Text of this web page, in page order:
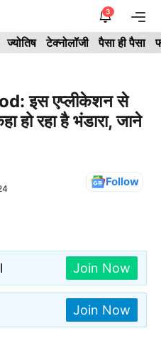
3
ज्योतिष टेक्नोलॉजी पैसा ही पैसा
इस एप्लीकेशन से
हो रहा है भंडारा, जाने
Follow
Join Now
Join Now